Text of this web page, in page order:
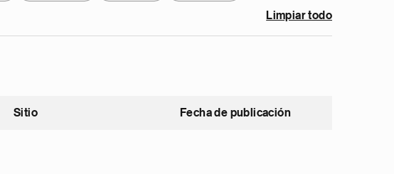
Limpiar todo
Sitio Fecha de publicación